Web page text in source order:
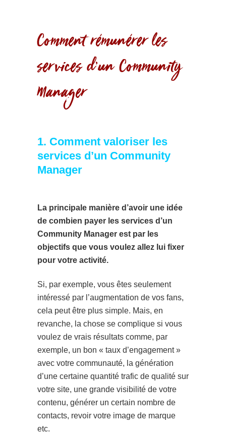
Comment rémunérer les
services d’un Community
Manager
1. Comment valoriser les
services d’un Community
Manager
La principale manière d’avoir une idée
de combien payer les services d’un
Community Manager est par les
objectifs que vous voulez allez lui fixer
pour votre activité.
Si, par exemple, vous êtes seulement
intéressé par l’augmentation de vos fans,
cela peut être plus simple. Mais, en
revanche, la chose se complique si vous
voulez de vrais résultats comme, par
exemple, un bon « taux d’engagement »
avec votre communauté, la génération
d’une certaine quantité trafic de qualité sur
votre site, une grande visibilité de votre
contenu, générer un certain nombre de
contacts, revoir votre image de marque
etc.